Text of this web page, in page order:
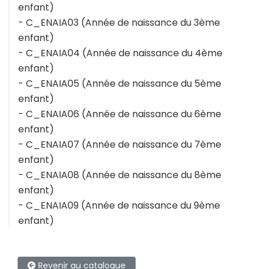
enfant)
- C_ENAIA03 (Année de naissance du 3ème
enfant)
- C_ENAIA04 (Année de naissance du 4ème
enfant)
- C_ENAIA05 (Année de naissance du 5ème
enfant)
- C_ENAIA06 (Année de naissance du 6ème
enfant)
- C_ENAIA07 (Année de naissance du 7ème
enfant)
- C_ENAIA08 (Année de naissance du 8ème
enfant)
- C_ENAIA09 (Année de naissance du 9ème
enfant)
Revenir au catalogue